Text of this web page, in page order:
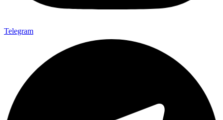
Telegram